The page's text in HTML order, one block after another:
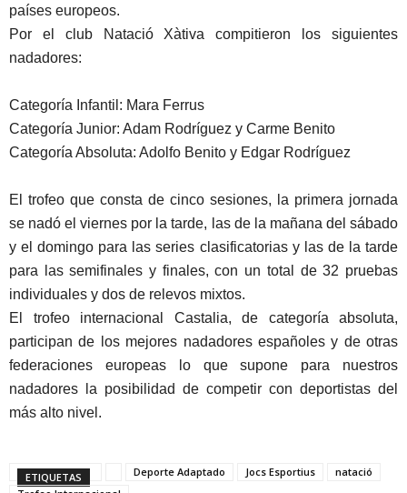
países europeos.
Por el club Natació Xàtiva compitieron los siguientes
nadadores:
Categoría Infantil: Mara Ferrus
Categoría Junior: Adam Rodríguez y Carme Benito
Categoría Absoluta: Adolfo Benito y Edgar Rodríguez
El trofeo que consta de cinco sesiones, la primera jornada
se nadó el viernes por la tarde, las de la mañana del sábado
y el domingo para las series clasificatorias y las de la tarde
para las semifinales y finales, con un total de 32 pruebas
individuales y dos de relevos mixtos.
El trofeo internacional Castalia, de categoría absoluta,
participan de los mejores nadadores españoles y de otras
federaciones europeas lo que supone para nuestros
nadadores la posibilidad de competir con deportistas del
más alto nivel.
ETIQUETAS Deporte Adaptado Jocs Esportius
natació